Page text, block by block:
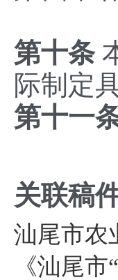
第十条
际制定
‌第十一
关联稿
汕尾市农
《汕尾